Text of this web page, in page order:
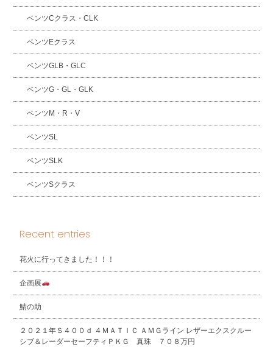
ベンツCクラス・CLK
ベンツEクラス
ベンツGLB・GLC
ベンツG・GL・GLK
ベンツM・R・V
ベンツSL
ベンツSLK
ベンツSクラス
Recent entries
花火に行ってきました！！！
企画展
鯖の助
２０２１年Ｓ４００ｄ ４ＭＡＴＩＣ ＡＭＧライン レザーエクスクルー
シブ＆レーダーセーフティＰＫＧ 真珠 ７０８万円